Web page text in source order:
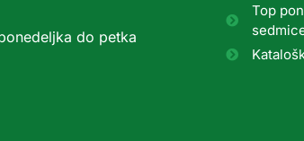
do petka
Top